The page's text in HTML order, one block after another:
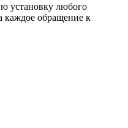
установку любого
каждое обращение к